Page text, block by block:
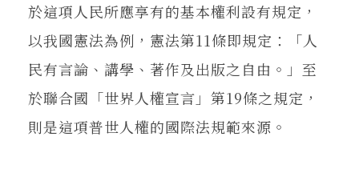
於這項人民所應享有的基本權利設有規定，
以我國憲法為例，憲法第11條即規定：「人
民有言論、講學、著作及出版之自由。」至
於聯合國「世界人權宣言」第19條之規定，
則是這項普世人權的國際法規範來源。